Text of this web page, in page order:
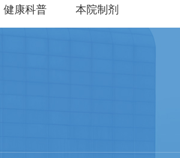
健康科普 本院制剂